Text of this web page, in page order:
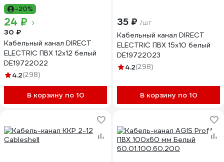
-20%
24 ₽
30 ₽
Кабельный канал DIRECT
ELECTRIC ПВХ 12x12 белый
DE19722022
4.2(298)
В корзину по 10
35 ₽ /шт
Кабельный канал DIRECT
ELECTRIC ПВХ 15x10 белый
DE19722023
4.2(298)
В корзину по 10